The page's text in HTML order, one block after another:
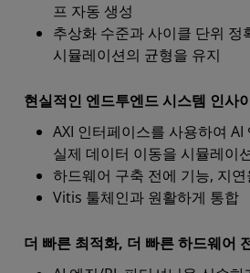
프 자동 생성
추상화 수준과 사이클 단위 정
시뮬레이션의 균형을 유지
현실적인 엔드투엔드 시스템 인사
AXI 인터페이스를 사용하여 AI
실제 데이터 이동을 시뮬레이
하드웨어 구축 전에 기능, 지
Vitis 툴체인과 원활하게 통합
더 빠른 최적화, 더 빠른 하드웨어